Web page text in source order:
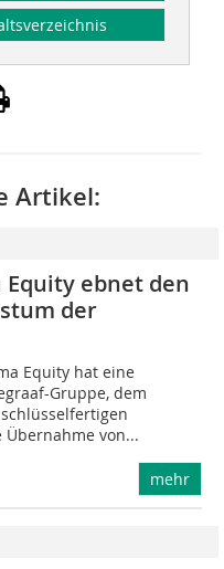
Artikel:
ebnet den
der
Equity hat eine
Gruppe, dem
Übernahme von...
mehr